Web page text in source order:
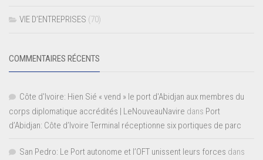
VIE D’ENTREPRISES (70)
COMMENTAIRES RÉCENTS
Côte d'Ivoire: Hien Sié « vend » le port d'Abidjan aux membres du
corps diplomatique accrédités | LeNouveauNavire dans Port
d’Abidjan: Côte d’Ivoire Terminal réceptionne six portiques de parc
San Pedro: Le Port autonome et l’OFT unissent leurs forces dans